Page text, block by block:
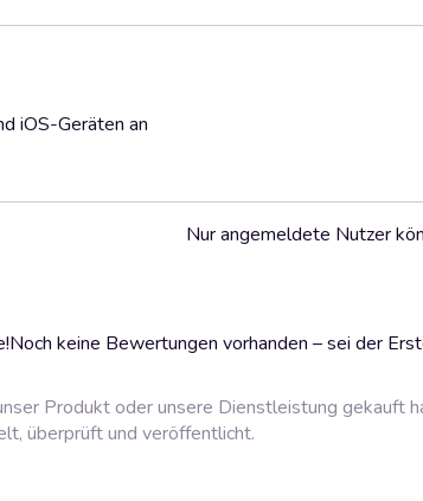
iOS-Geräten an
Noch keine Bewertungen vorhanden – sei der
Nur angemeldete Nutzer
Produkt oder unsere Dienstleistung gekauft
überprüft und veröffentlicht.